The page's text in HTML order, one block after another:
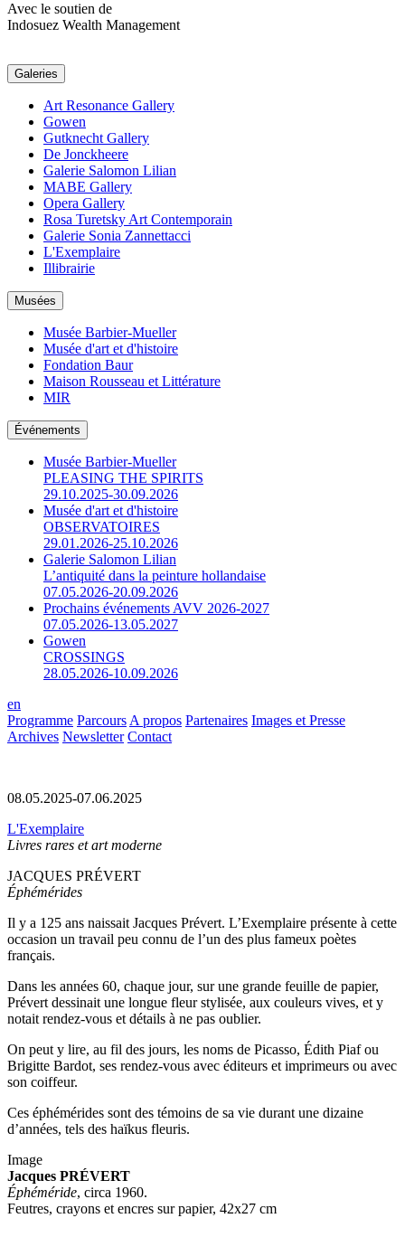
Avec le soutien de
Indosuez Wealth Management
Galeries
Art Resonance Gallery
Gowen
Gutknecht Gallery
De Jonckheere
Galerie Salomon Lilian
MABE Gallery
Opera Gallery
Rosa Turetsky Art Contemporain
Galerie Sonia Zannettacci
L'Exemplaire
Illibrairie
Musées
Musée Barbier-Mueller
Musée d'art et d'histoire
Fondation Baur
Maison Rousseau et Littérature
MIR
Événements
Musée Barbier-Mueller
PLEASING THE SPIRITS
29.10.2025-30.09.2026
Musée d'art et d'histoire
OBSERVATOIRES
29.01.2026-25.10.2026
Galerie Salomon Lilian
L’antiquité dans la peinture hollandaise
07.05.2026-20.09.2026
Prochains événements AVV 2026-2027
07.05.2026-13.05.2027
Gowen
CROSSINGS
28.05.2026-10.09.2026
en
Programme Parcours A propos Partenaires Images et Presse
Archives Newsletter Contact
08.05.2025-07.06.2025
L'Exemplaire
Livres rares et art moderne
JACQUES PRÉVERT
Éphémérides
Il y a 125 ans naissait Jacques Prévert. L’Exemplaire présente à cette
occasion un travail peu connu de l’un des plus fameux poètes
français.
Dans les années 60, chaque jour, sur une grande feuille de papier,
Prévert dessinait une longue fleur stylisée, aux couleurs vives, et y
notait rendez-vous et détails à ne pas oublier.
On peut y lire, au fil des jours, les noms de Picasso, Édith Piaf ou
Brigitte Bardot, ses rendez-vous avec éditeurs et imprimeurs ou avec
son coiffeur.
Ces éphémérides sont des témoins de sa vie durant une dizaine
d’années, tels des haïkus fleuris.
Image
Jacques PRÉVERT
Éphéméride, circa 1960.
Feutres, crayons et encres sur papier, 42x27 cm